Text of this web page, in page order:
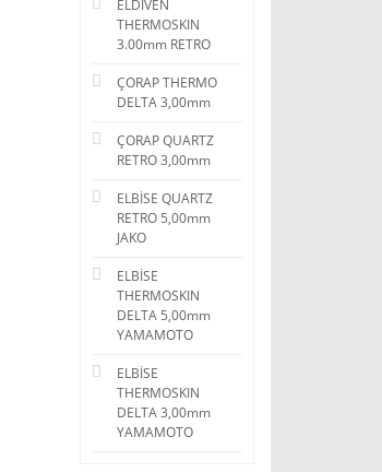
ELDİVEN
THERMOSKIN
3.00mm RETRO
ÇORAP THERMO
DELTA 3,00mm
ÇORAP QUARTZ
RETRO 3,00mm
ELBİSE QUARTZ
RETRO 5,00mm
JAKO
ELBİSE
THERMOSKIN
DELTA 5,00mm
YAMAMOTO
ELBİSE
THERMOSKIN
DELTA 3,00mm
YAMAMOTO